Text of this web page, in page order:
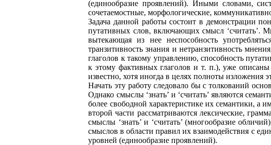
(единообразие проявлений). Иными словами,
сочетаемостные, морфологические,
Задача данной работы состоит в демонстрации
путативных слов, включающих смысл ‘считать’.
вытекающая из нее неспособность
транзитивность знания и нетранзитивность
глаголов к такому управлению, способность
к этому фактивных глаголов и т. п.), уже
известно, хотя иногда в целях полноты изложения
Начать эту работу следовало бы с толкований
Однако смыслы ‘знать’ и ‘считать’ являются
более свободной характеристике их семантики, а
второй части рассматриваются лексические,
смыслы ‘знать’ и ‘считать’ (многообразие
смыслов в области правил их взаимодействия с
уровней (единообразие проявлений).